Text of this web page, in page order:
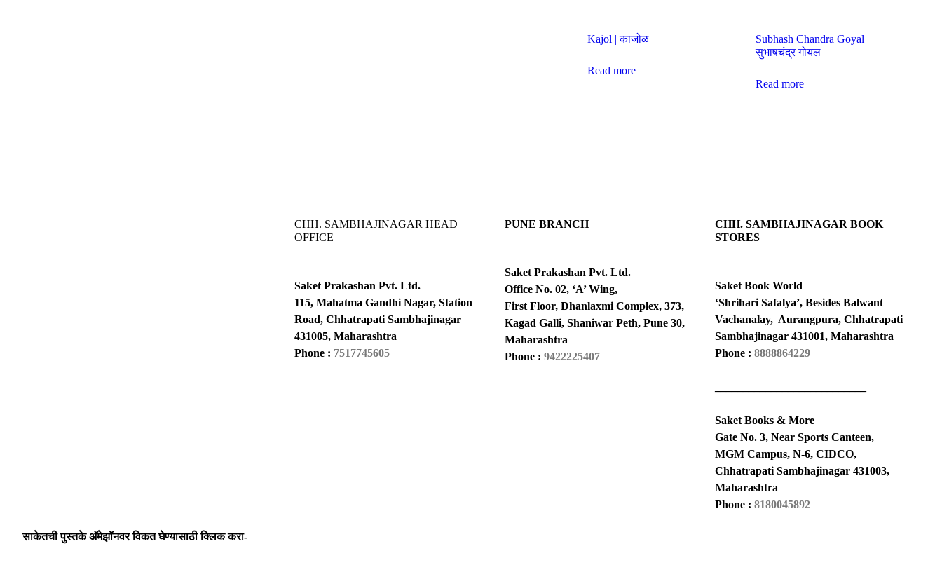
Kajol | काजोळ
Read more
Subhash Chandra Goyal |
सुभाषचंद्र गोयल
Read more
CHH. SAMBHAJINAGAR HEAD
OFFICE
Saket Prakashan Pvt. Ltd.
115, Mahatma Gandhi Nagar, Station
Road, Chhatrapati Sambhajinagar
431005, Maharashtra
Phone : 7517745605
PUNE BRANCH
Saket Prakashan Pvt. Ltd.
Office No. 02, ‘A’ Wing,
First Floor, Dhanlaxmi Complex, 373,
Kagad Galli, Shaniwar Peth, Pune 30,
Maharashtra
Phone : 9422225407
CHH. SAMBHAJINAGAR BOOK
STORES
Saket Book World
‘Shrihari Safalya’, Besides Balwant
Vachanalay, Aurangpura, Chhatrapati
Sambhajinagar 431001, Maharashtra
Phone : 8888864229
Saket Books & More
Gate No. 3, Near Sports Canteen,
MGM Campus, N-6, CIDCO,
Chhatrapati Sambhajinagar 431003,
Maharashtra
Phone : 8180045892
साकेतची पुस्तके अ‍ॅमेझॉनवर विकत घेण्यासाठी क्लिक करा-